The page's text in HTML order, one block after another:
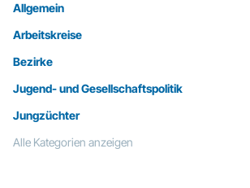
Allgemein
Arbeitskreise
Bezirke
Jugend- und Gesellschaftspolitik
Jungzüchter
Alle Kategorien anzeigen